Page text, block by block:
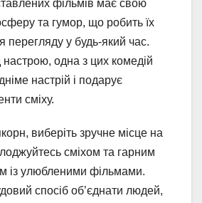
фільмів має свою
та гумор, що робить їх
перегляду у будь-який час.
одна з цих комедій
настрій і подарує
сміху.
виберіть зручне місце на
сміхом та гарним
із улюбленими фільмами.
спосіб об’єднати людей,